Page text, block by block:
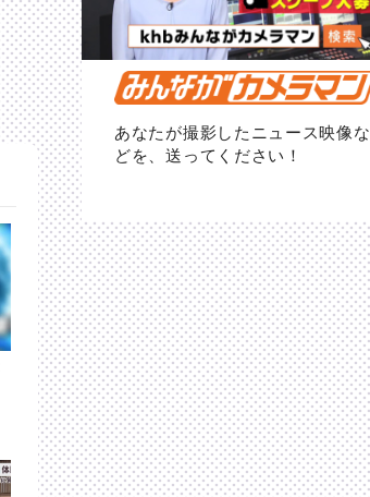
あなたが撮影したニュース映像な
どを、送ってください！